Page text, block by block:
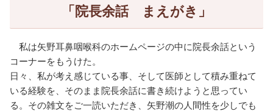
「院長余話 まえがき」
私は矢野耳鼻咽喉科のホームページの中に院長余話という
コーナーをもうけた。
日々、私が考え感じている事、そして医師として積み重ねて
いる経験を、そのまま院長余話に書き続けようと思ってい
る。その雑文をご一読いただき、矢野潮の人間性を少しでも